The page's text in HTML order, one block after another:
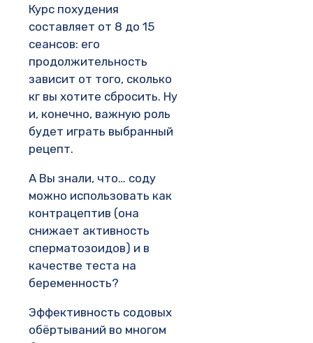
Курс похудения
составляет от 8 до 15
сеансов: его
продолжительность
зависит от того, сколько
кг вы хотите сбросить. Ну
и, конечно, важную роль
будет играть выбранный
рецепт.
А Вы знали, что… соду
можно использовать как
контрацептив (она
снижает активность
сперматозоидов) и в
качестве теста на
беременность?
Эффективность содовых
обёртываний во многом